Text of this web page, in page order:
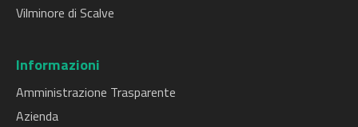
Vilminore di Scalve
Informazioni
Amministrazione Trasparente
Azienda